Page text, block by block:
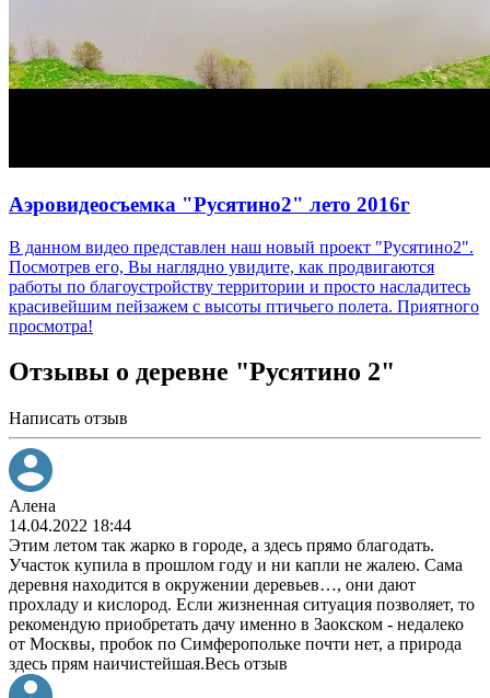
Аэровидеосъемка "Русятино2" лето 2016г
В данном видео представлен наш новый проект "Русятино2".
Посмотрев его, Вы наглядно увидите, как продвигаются
работы по благоустройству территории и просто насладитесь
красивейшим пейзажем с высоты птичьего полета. Приятного
просмотра!
Отзывы о деревне "Русятино 2"
Написать отзыв
Алена
14.04.2022 18:44
Этим летом так жарко в городе, а здесь прямо благодать.
Участок купила в прошлом году и ни капли не жалею. Сама
деревня находится в окружении деревьев…, они дают
прохладу и кислород. Если жизненная ситуация позволяет, то
рекомендую приобретать дачу именно в Заокском - недалеко
от Москвы, пробок по Симферопольке почти нет, а природа
здесь прям наичистейшая.Весь отзыв